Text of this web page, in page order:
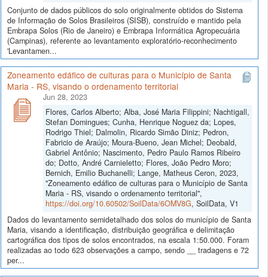
Conjunto de dados públicos do solo originalmente obtidos do Sistema
de Informação de Solos Brasileiros (SISB), construído e mantido pela
Embrapa Solos (Rio de Janeiro) e Embrapa Informática Agropecuária
(Campinas), referente ao levantamento exploratório-reconhecimento
'Levantamen...
Zoneamento edáfico de culturas para o Município de Santa
Maria - RS, visando o ordenamento territorial
Jun 28, 2023
Flores, Carlos Alberto; Alba, José Maria Filippini; Nachtigall,
Stefan Domingues; Cunha, Henrique Noguez da; Lopes,
Rodrigo Thiel; Dalmolin, Ricardo Simão Diniz; Pedron,
Fabricio de Araújo; Moura-Bueno, Jean Michel; Deobald,
Gabriel Antônio; Nascimento, Pedro Paulo Ramos Ribeiro
do; Dotto, André Carnieletto; Flores, João Pedro Moro;
Bernich, Emilio Buchanelli; Lange, Matheus Ceron, 2023,
"Zoneamento edáfico de culturas para o Município de Santa
Maria - RS, visando o ordenamento territorial",
https://doi.org/10.60502/SoilData/6OMV8G, SoilData, V1
Dados do levantamento semidetalhado dos solos do município de Santa
Maria, visando a identificação, distribuição geográfica e delimitação
cartográfica dos tipos de solos encontrados, na escala 1:50.000. Foram
realizadas ao todo 623 observações a campo, sendo __ tradagens e 72
per...